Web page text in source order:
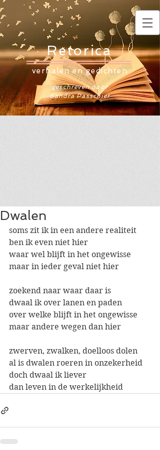
Retorica
verhalen en gedichten
geschreven door
Sandra Passchier
Dwalen
soms zit ik in een andere realiteit
ben ik even niet hier
waar wel blijft in het ongewisse
maar in ieder geval niet hier
zoekend naar waar daar is
dwaal ik over lanen en paden
over welke blijft in het ongewisse
maar andere wegen dan hier
zwerven, zwalken, doelloos dolen
al is dwalen roeren in onzekerheid
doch dwaal ik liever
dan leven in de werkelijkheid